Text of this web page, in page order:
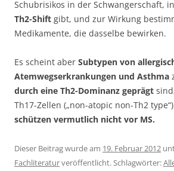
Schubrisikos in der Schwangerschaft,
Th2-Shift gibt, und zur Wirkung
Medikamente, die dasselbe bewirken.
Es scheint aber Subtypen von
Atemwegserkrankungen und Asthma
durch eine Th2-Dominanz geprägt
Th17-Zellen („non-atopic non-Th2
schützen vermutlich nicht vor MS.
Dieser Beitrag wurde am 19. Februar 2012
Fachliteraturveröffentlicht. Schlagwörter: